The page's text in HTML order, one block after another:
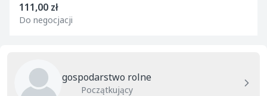
111,00 zł
Do negocjacji
gospodarstwo rolne
Początkujący